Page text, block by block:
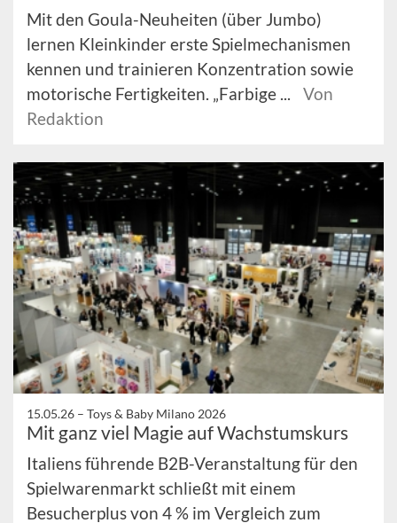
Mit den Goula-Neuheiten (über Jumbo)
lernen Kleinkinder erste Spielmechanismen
kennen und trainieren Konzentration sowie
motorische Fertigkeiten. „Farbige ...
Von
Redaktion
15.05.26 – Toys & Baby Milano 2026
Mit ganz viel Magie auf Wachstumskurs
Italiens führende B2B-Veranstaltung für den
Spielwarenmarkt schließt mit einem
Besucherplus von 4 % im Vergleich zum